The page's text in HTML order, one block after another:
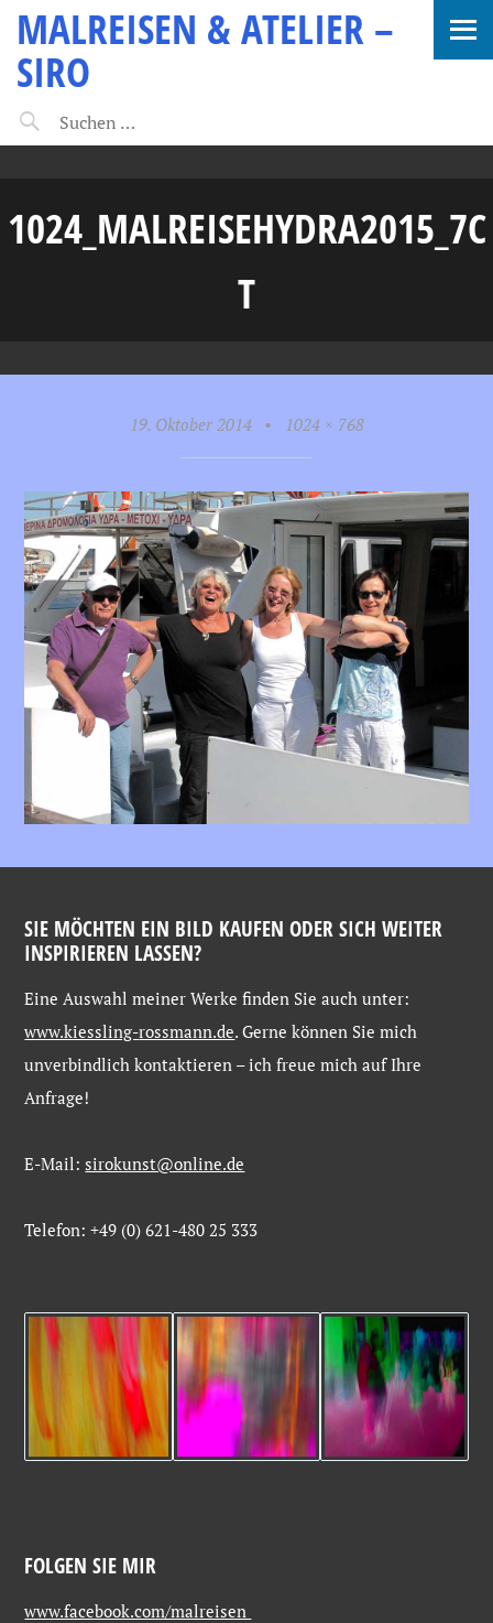
MALREISEN & ATELIER –
SIRO
1024_MALREISEHYDRA2015_7C
T
19. Oktober 2014 • 1024 × 768
SIE MÖCHTEN EIN BILD KAUFEN ODER SICH WEITER
INSPIRIEREN LASSEN?
EineAuswahlmeinerWerkefinden Sieauchunter:
www.kiessling-rossmann.de. Gernekönnen Siemich
unverbindlichkontaktieren –ichfreuemichaufIhre
Anfrage!
E-Mail:sirokunst@online.de
Telefon: +49 (0) 621-480 25 333
FOLGEN SIE MIR
www.facebook.com/malreisen